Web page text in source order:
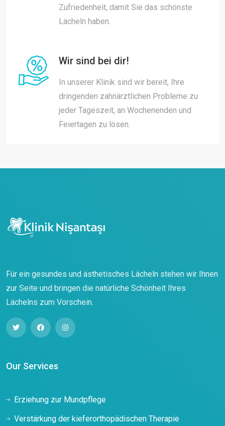
Zufriedenheit, damit Sie das schönste
Lächeln haben.
Wir sind bei dir!
In unserer Klinik sind wir bereit, Ihre
dringenden zahnärztlichen Probleme zu
jeder Tageszeit, an Wochenenden und
Feiertagen zu lösen.
Für ein gesundes und ästhetisches Lächeln stehen wir Ihnen
zur Seite und bringen die natürliche Schönheit Ihres
Lächelns zum Vorschein.
Our Services
Erziehung zur Mundpflege
Verstärkung der kieferorthopädischen Therapie